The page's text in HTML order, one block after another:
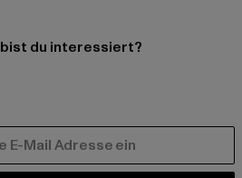
du interessiert?